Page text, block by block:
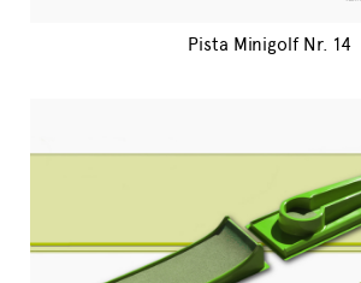
Pista Minigolf Nr. 14